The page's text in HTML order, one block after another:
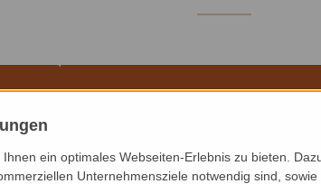
Starten Sie am Bahnhof
benötigen Sie für den Weg über
ein optimales Webseiten-Erlebnis zu bieten.
Unternehmensziele notwendig sind,